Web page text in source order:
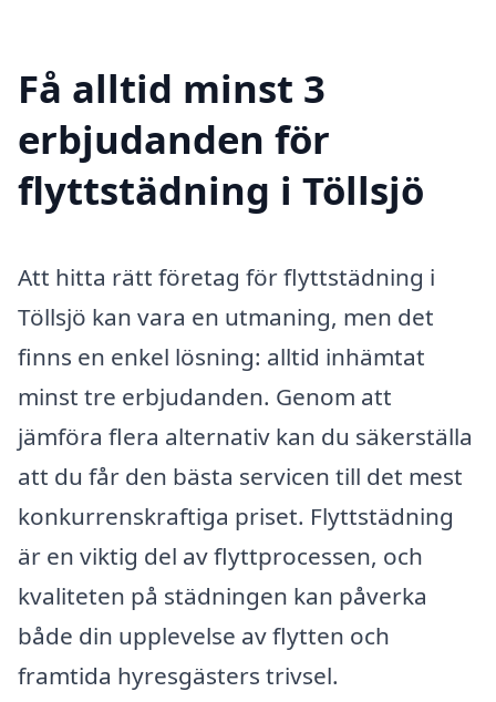
Få alltid minst 3
erbjudanden för
flyttstädning i Töllsjö
Att hitta rätt företag för flyttstädning i
Töllsjö kan vara en utmaning, men det
finns en enkel lösning: alltid inhämtat
minst tre erbjudanden. Genom att
jämföra flera alternativ kan du säkerställa
att du får den bästa servicen till det mest
konkurrenskraftiga priset. Flyttstädning
är en viktig del av flyttprocessen, och
kvaliteten på städningen kan påverka
både din upplevelse av flytten och
framtida hyresgästers trivsel.